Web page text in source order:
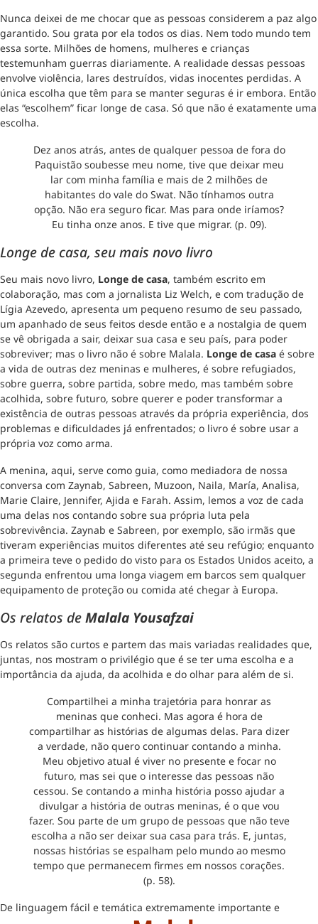
Nunca deixei de me chocar que as pessoas considerem a paz algo
garantido. Sou grata por ela todos os dias. Nem todo mundo tem
essa sorte. Milhões de homens, mulheres e crianças
testemunham guerras diariamente. A realidade dessas pessoas
envolve violência, lares destruídos, vidas inocentes perdidas. A
única escolha que têm para se manter seguras é ir embora. Então
elas “escolhem” ficar longe de casa. Só que não é exatamente uma
escolha.
Dez anos atrás, antes de qualquer pessoa de fora do
Paquistão soubesse meu nome, tive que deixar meu
lar com minha família e mais de 2 milhões de
habitantes do vale do Swat. Não tínhamos outra
opção. Não era seguro ficar. Mas para onde iríamos?
Eu tinha onze anos. E tive que migrar. (p. 09).
Longe de casa, seu mais novo livro
Seu mais novo livro, Longe de casa, também escrito em
colaboração, mas com a jornalista Liz Welch, e com tradução de
Lígia Azevedo, apresenta um pequeno resumo de seu passado,
um apanhado de seus feitos desde então e a nostalgia de quem
se vê obrigada a sair, deixar sua casa e seu país, para poder
sobreviver; mas o livro não é sobre Malala. Longe de casa é sobre
a vida de outras dez meninas e mulheres, é sobre refugiados,
sobre guerra, sobre partida, sobre medo, mas também sobre
acolhida, sobre futuro, sobre querer e poder transformar a
existência de outras pessoas através da própria experiência, dos
problemas e dificuldades já enfrentados; o livro é sobre usar a
própria voz como arma.
A menina, aqui, serve como guia, como mediadora de nossa
conversa com Zaynab, Sabreen, Muzoon, Naila, María, Analisa,
Marie Claire, Jennifer, Ajida e Farah. Assim, lemos a voz de cada
uma delas nos contando sobre sua própria luta pela
sobrevivência. Zaynab e Sabreen, por exemplo, são irmãs que
tiveram experiências muitos diferentes até seu refúgio; enquanto
a primeira teve o pedido do visto para os Estados Unidos aceito, a
segunda enfrentou uma longa viagem em barcos sem qualquer
equipamento de proteção ou comida até chegar à Europa.
Os relatos deMalala Yousafzai
Os relatos são curtos e partem das mais variadas realidades que,
juntas, nos mostram o privilégio que é se ter uma escolha e a
importância da ajuda, da acolhida e do olhar para além de si.
Compartilhei a minha trajetória para honrar as
meninas que conheci. Mas agora é hora de
compartilhar as histórias de algumas delas. Para dizer
a verdade, não quero continuar contando a minha.
Meu objetivo atual é viver no presente e focar no
futuro, mas sei que o interesse das pessoas não
cessou. Se contando a minha história posso ajudar a
divulgar a história de outras meninas, é o que vou
fazer. Sou parte de um grupo de pessoas que não teve
escolha a não ser deixar sua casa para trás. E, juntas,
nossas histórias se espalham pelo mundo ao mesmo
tempo que permanecem firmes em nossos corações.
(p. 58).
De linguagem fácil e temática extremamente importante e